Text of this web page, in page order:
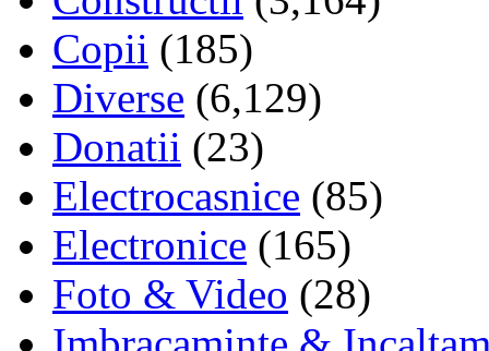
Copii (185)
Diverse (6,129)
Donatii (23)
Electrocasnice (85)
Electronice (165)
Foto & Video (28)